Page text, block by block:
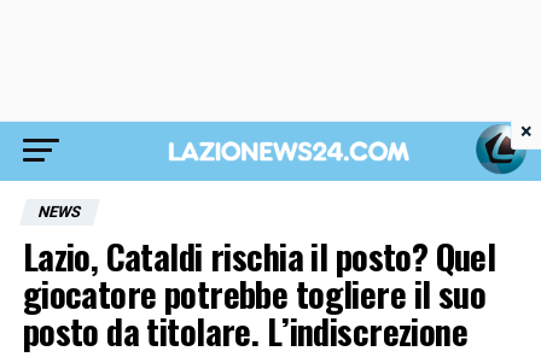
NEWS
Lazio, Cataldi rischia il posto? Quel
giocatore potrebbe togliere il suo
posto da titolare. L’indiscrezione
×